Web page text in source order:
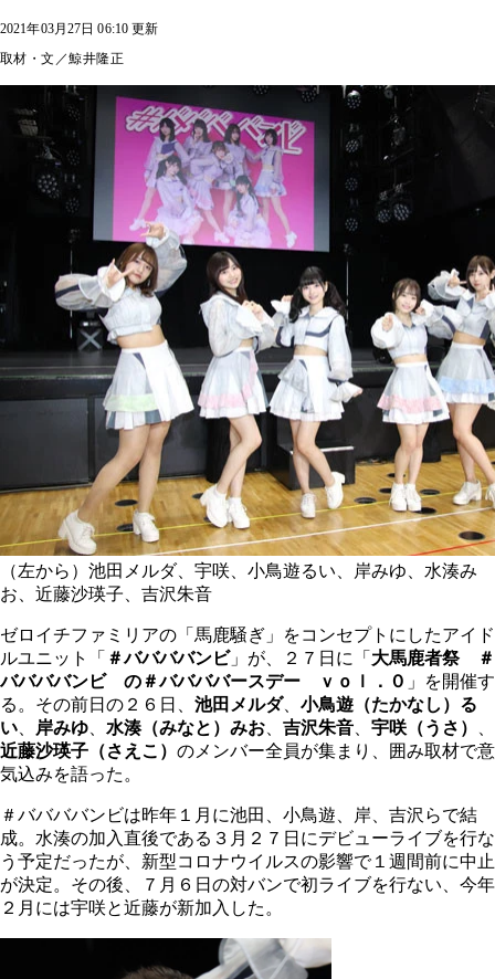
2021年03月27日 06:10 更新
取材・文／鯨井隆正
（左から）池田メルダ、宇咲、小鳥遊るい、岸みゆ、水湊み
お、近藤沙瑛子、吉沢朱音
ゼロイチファミリアの「馬鹿騒ぎ」をコンセプトにしたアイド
ルユニット「 ＃ババババンビ」が、２７日に「 大馬鹿者祭 ＃
ババババンビ の＃ババババースデー ｖｏｌ．０ 」を開催す
る。その前日の２６日、 池田メルダ、 小鳥遊（たかなし）る
い
岸みゆ 水湊（みなと）みお 吉沢朱音 宇咲（うさ）
近藤沙瑛子（さえこ） のメンバー全員が集まり、囲み取材で意
気込みを語った。
＃ババババンビは昨年１月に池田、小鳥遊、岸、吉沢らで結
成。水湊の加入直後である３月２７日にデビューライブを行な
う予定だったが、新型コロナウイルスの影響で１週間前に中止
が決定。その後、７月６日の対バンで初ライブを行ない、今年
２月には宇咲と近藤が新加入した。